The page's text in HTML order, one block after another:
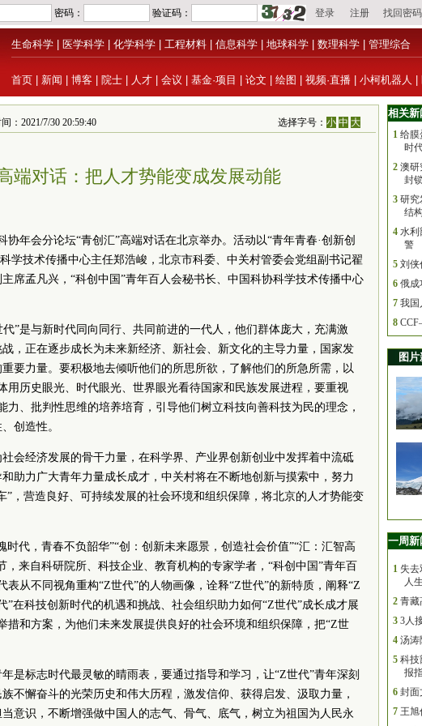
生命科学 医学科学 化学科学 工程材料 信息科学 地球科学 数理科学 管理综合
首页 新闻 博客 院士 人才 会议 基金·项目 论文 绘图 视频·直播 小柯机器人
：2021/7/30 20:59:40 选择字号：小 中 大
端对话：把人才势能变成发展动能
协年会分论坛“青创汇”高端对话在北京举办。活动以“青年青春·创新创
学技术传播中心主任郑浩峻，北京市科委、中关村管委会党组副书记翟
席孟凡兴，“科创中国”青年百人会秘书长、中国科协科学技术传播中心
”是与新时代同向同行、共同前进的一代人，他们群体庞大，充满激
，正在逐步成长为未来新经济、新社会、新文化的主导力量，国家发
要力量。要积极地去倾听他们的所思所欲，了解他们的所急所需，以
用历史眼光、时代眼光、世界眼光看待国家和民族发展进程，要重视
力、批判性思维的培养培育，引导他们树立科技向善科技为民的理念，
创造性。
会经济发展的骨干力量，在科学界、产业界创新创业中发挥着中流砥
助力广大青年力量成长成才，中关村将在不断地创新与摸索中，努力
”，营造良好、可持续发展的社会环境和组织保障，将北京的人才势能变
时代，青春不负韶华”“创：创新未来愿景，创造社会价值”“汇：汇智高
，来自科研院所、科技企业、教育机构的专家学者，“科创中国”青年百
表从不同视角重构“Z世代”的人物画像，诠释“Z世代”的新特质， 阐释“Z
”在科技创新时代的机遇和挑战、社会组织助力如何“Z世代”成长成才展
措和方案，为他们未来发展提供良好的社会环境和组织保障，把“Z世
是标志时代最灵敏的晴雨表，要通过指导和学习，让“Z世代”青年深刻
不懈奋斗的光荣历史和伟大历程，激发信仰、获得启发、汲取力量，
意识，不断增强做中国人的志气、骨气、底气，树立为祖国为人民永
相关新
1 给膜
时
2 澳研
封锁
3 研究
结构
4 水利
警
5 刘侠
6 俄成
7 我国
8
图片
一周新
1 失去
人生
2 青藏
3 3人
4 汤涛
5 科技
报
6 封面
7 王